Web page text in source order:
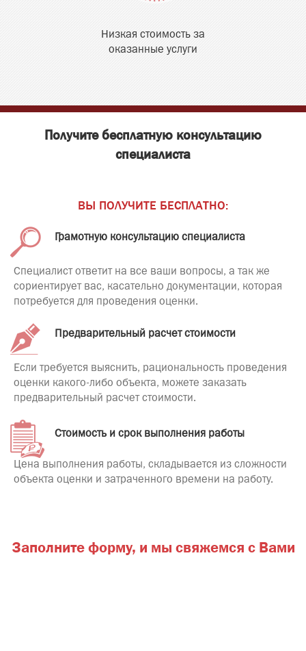
Низкая стоимость за
оказанные услуги
Получите бесплатную консультацию
специалиста
ВЫ ПОЛУЧИТЕ БЕСПЛАТНО:
Грамотную консультацию специалиста
Специалист ответит на все ваши вопросы, а так же
сориентирует вас, касательно документации, которая
потребуется для проведения оценки.
Предварительный расчет стоимости
Если требуется выяснить, рациональность проведения
оценки какого-либо объекта, можете заказать
предварительный расчет стоимости.
Стоимость и срок выполнения работы
Цена выполнения работы, складывается из сложности
объекта оценки и затраченного времени на работу.
Заполните форму, и мы свяжемся с Вами